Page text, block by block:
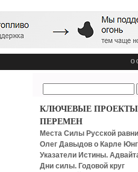
О
КЛЮЧЕВЫЕ
ПЕРЕМЕН
Места Силы Русской
Олег Давыдов о Карле
Указатели Истины.
Дни силы. Годовой круг